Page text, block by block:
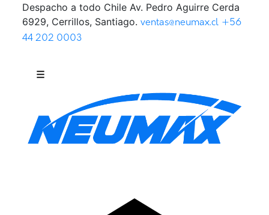
Saltar al contenido
Despacho a todo Chile Av. Pedro Aguirre Cerda
6929, Cerrillos, Santiago. ventas@neumax.cl +56
44 202 0003
☰